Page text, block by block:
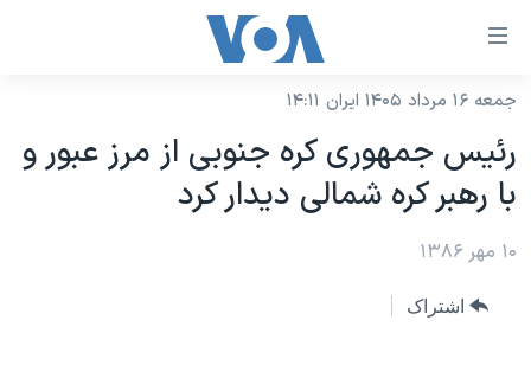
لینکهای
دسترسی
جهش
محتوای
اصلی
جهش
نسخه سبک وب‌سایت
موضوع ها
ایران
آمریکا
برنامه های تلویزیونی
جدول برنامه ها
جمعه ۱۶ مرداد ۱۴۰۵ ایران ۱۴:۱۱
رئيس جمهوری کره جنوبی از مرز عبور و
با رهبر کره شمالی ديدار کرد
۱۰ مهر ۱۳۸۶
اشتراک